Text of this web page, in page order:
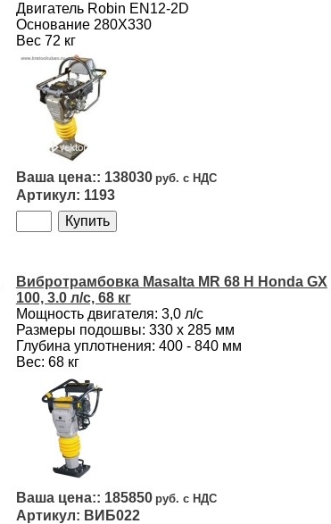
Двигатель Robin EN12-2D
Основание 280Х330
Вес 72 кг
138030
1193
Вибротрамбовка Masalta MR 68 H Honda GX
100, 3.0 л/с, 68 кг
Мощность двигателя: 3,0 л/с
Размеры подошвы: 330 х 285 мм
Глубина уплотнения: 400 - 840 мм
Вес: 68 кг
185850
ВИБ022